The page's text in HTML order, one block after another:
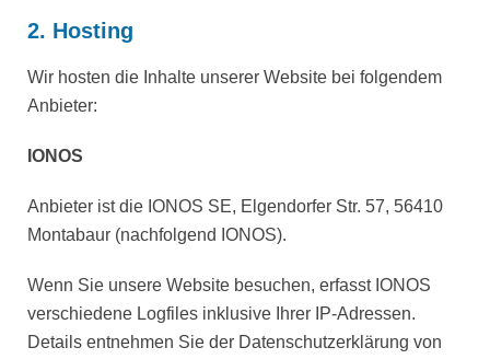
2. Hosting
Wir hosten die Inhalte unserer Website bei folgendem
Anbieter:
IONOS
Anbieter ist die IONOS SE, Elgendorfer Str. 57, 56410
Montabaur (nachfolgend IONOS).
Wenn Sie unsere Website besuchen, erfasst IONOS
verschiedene Logfiles inklusive Ihrer IP-Adressen.
Details entnehmen Sie der Datenschutzerklärung von